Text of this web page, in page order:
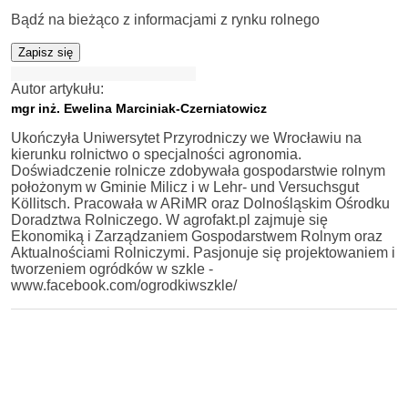
Bądź na bieżąco z informacjami z rynku rolnego
Zapisz się
Autor artykułu:
mgr inż. Ewelina Marciniak-Czerniatowicz
Ukończyła Uniwersytet Przyrodniczy we Wrocławiu na
kierunku rolnictwo o specjalności agronomia.
Doświadczenie rolnicze zdobywała gospodarstwie rolnym
położonym w Gminie Milicz i w Lehr- und Versuchsgut
Köllitsch. Pracowała w ARiMR oraz Dolnośląskim Ośrodku
Doradztwa Rolniczego. W agrofakt.pl zajmuje się
Ekonomiką i Zarządzaniem Gospodarstwem Rolnym oraz
Aktualnościami Rolniczymi. Pasjonuje się projektowaniem i
tworzeniem ogródków w szkle -
www.facebook.com/ogrodkiwszkle/